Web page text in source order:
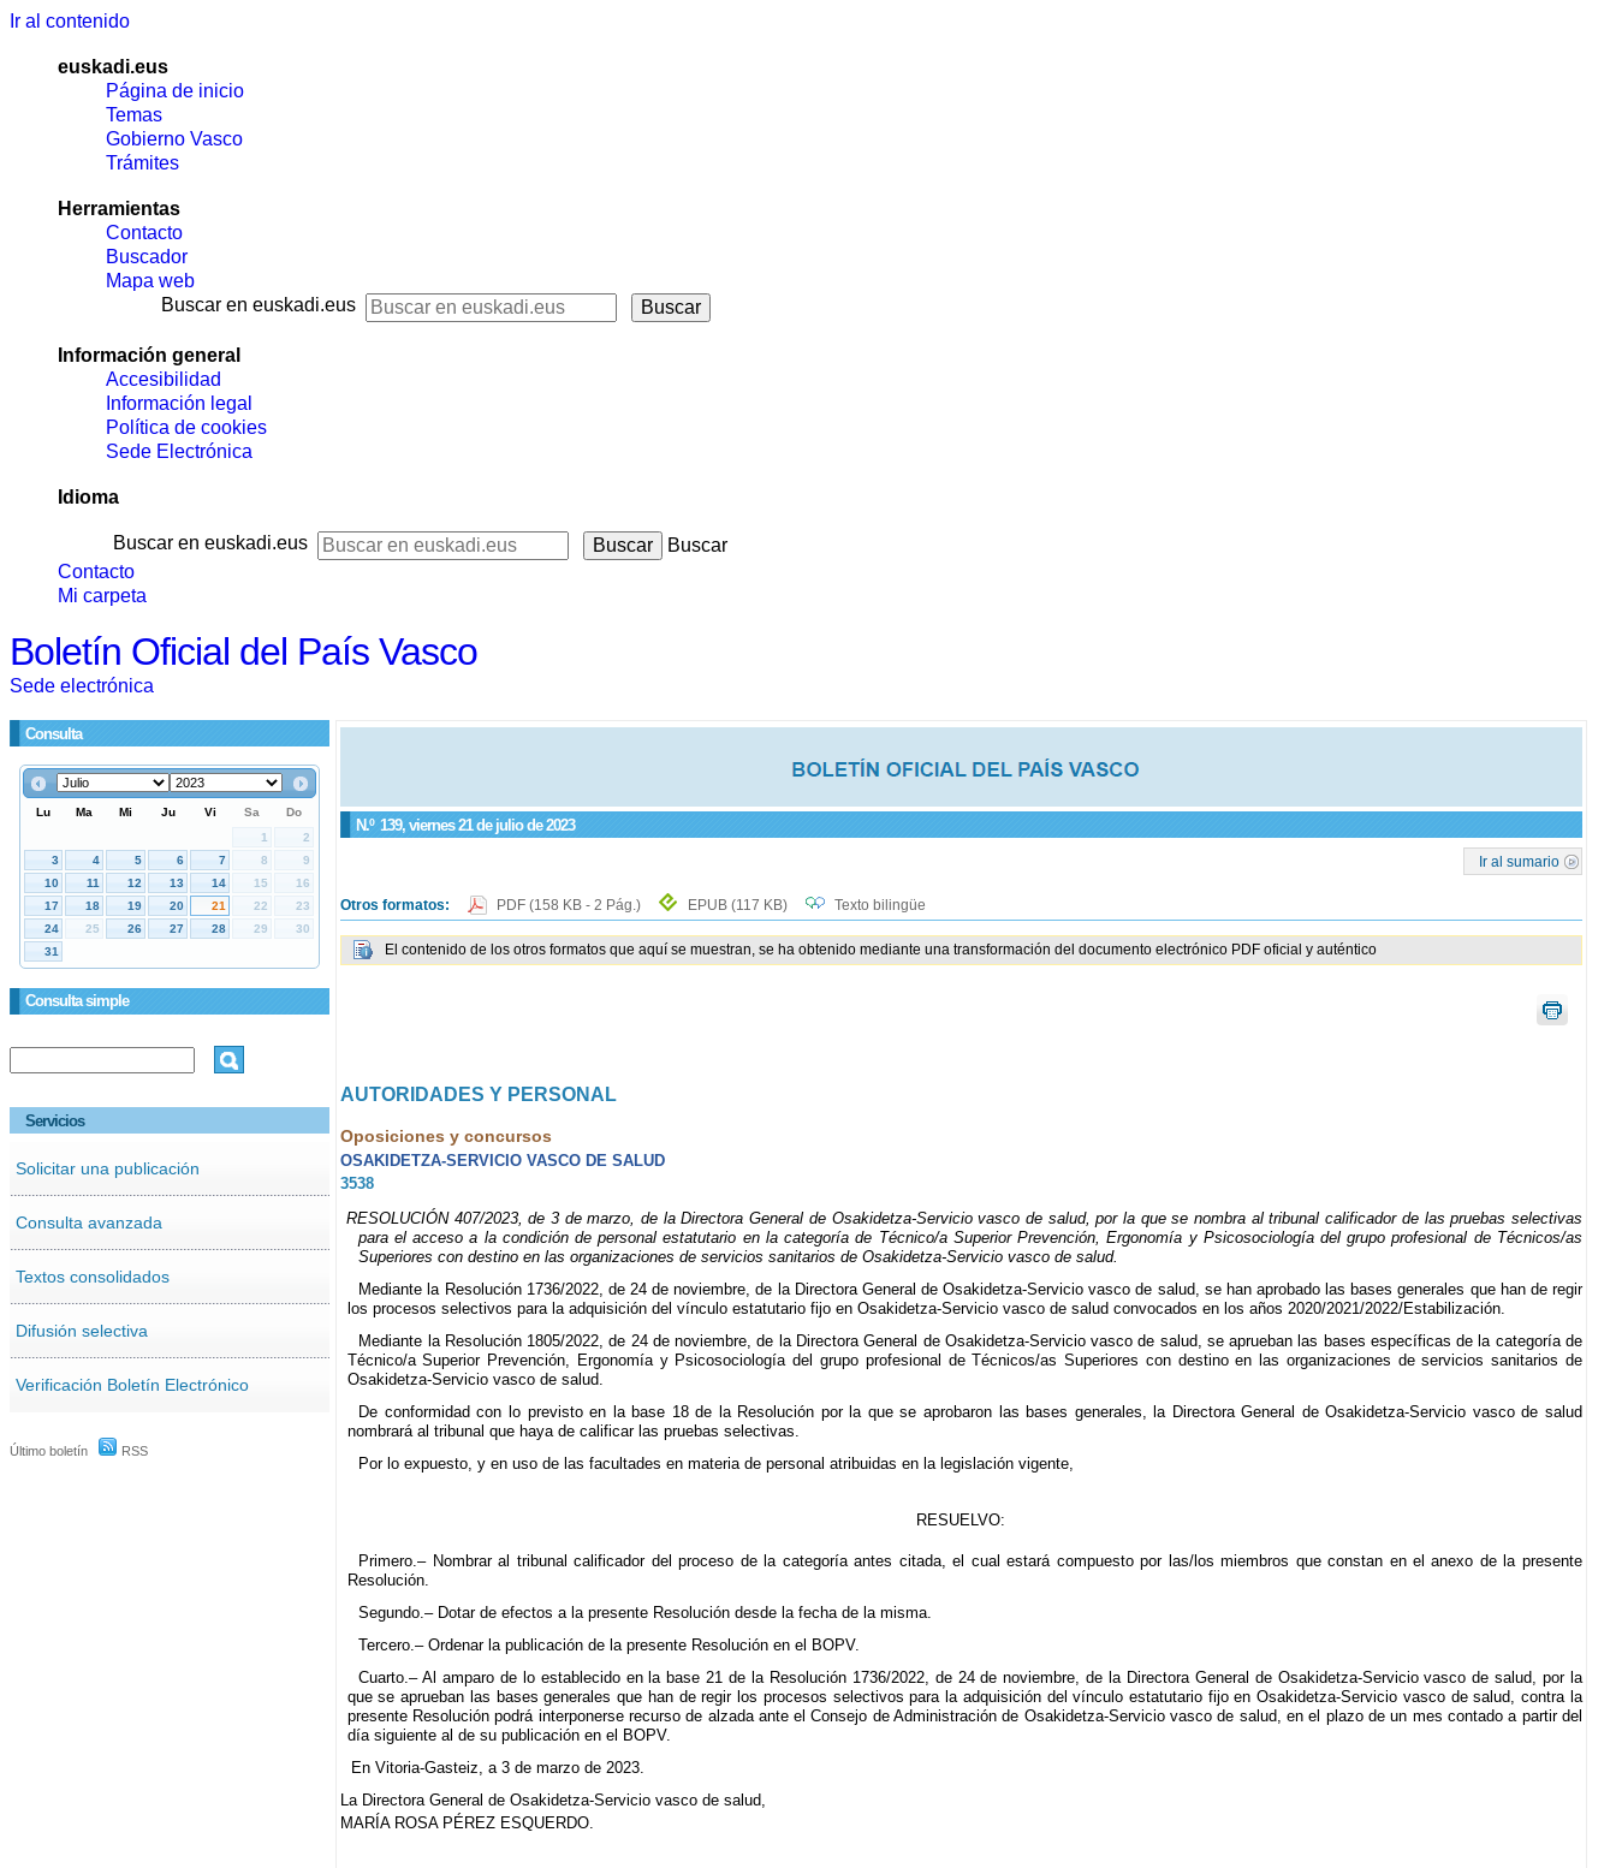
Ir al contenido
euskadi.eus
Página de inicio
Temas
Gobierno Vasco
Trámites
Herramientas
Contacto
Buscador
Mapa web
Buscar en euskadi.eus
Información general
Accesibilidad
Información legal
Política de cookies
Sede Electrónica
Idioma
Buscar en euskadi.eus
Buscar
Contacto
Mi carpeta
Boletín Oficial del País Vasco
Sede electrónica
Consulta
Consulta simple
Servicios
Solicitar una publicación
Consulta avanzada
Textos consolidados
Difusión selectiva
Verificación Boletín Electrónico
Último boletín RSS
N.º 139, viernes 21 de julio de 2023
Ir al sumario
Otros formatos: PDF (158 KB - 2 Pág.) EPUB (117 KB) Texto bilingüe
El contenido de los otros formatos que aquí se muestran, se ha obtenido mediante una transformación del documento electrónico PDF oficial y auténtico
AUTORIDADES Y PERSONAL
Oposiciones y concursos
OSAKIDETZA-SERVICIO VASCO DE SALUD
3538
RESOLUCIÓN 407/2023, de 3 de marzo, de la Directora General de Osakidetza-Servicio vasco de salud, por la que se nombra al tribunal calificador de las pruebas selectivas
para el acceso a la condición de personal estatutario en la categoría de Técnico/a Superior Prevención, Ergonomía y Psicosociología del grupo profesional de Técnicos/as
Superiores con destino en las organizaciones de servicios sanitarios de Osakidetza-Servicio vasco de salud.
Mediante la Resolución 1736/2022, de 24 de noviembre, de la Directora General de Osakidetza-Servicio vasco de salud, se han aprobado las bases generales que han de regir
los procesos selectivos para la adquisición del vínculo estatutario fijo en Osakidetza-Servicio vasco de salud convocados en los años 2020/2021/2022/Estabilización.
Mediante la Resolución 1805/2022, de 24 de noviembre, de la Directora General de Osakidetza-Servicio vasco de salud, se aprueban las bases específicas de la categoría de
Técnico/a Superior Prevención, Ergonomía y Psicosociología del grupo profesional de Técnicos/as Superiores con destino en las organizaciones de servicios sanitarios de
Osakidetza-Servicio vasco de salud.
De conformidad con lo previsto en la base 18 de la Resolución por la que se aprobaron las bases generales, la Directora General de Osakidetza-Servicio vasco de salud
nombrará al tribunal que haya de calificar las pruebas selectivas.
Por lo expuesto, y en uso de las facultades en materia de personal atribuidas en la legislación vigente,
RESUELVO:
Primero.– Nombrar al tribunal calificador del proceso de la categoría antes citada, el cual estará compuesto por las/los miembros que constan en el anexo de la presente
Resolución.
Segundo.– Dotar de efectos a la presente Resolución desde la fecha de la misma.
Tercero.– Ordenar la publicación de la presente Resolución en el BOPV.
Cuarto.– Al amparo de lo establecido en la base 21 de la Resolución 1736/2022, de 24 de noviembre, de la Directora General de Osakidetza-Servicio vasco de salud, por la
que se aprueban las bases generales que han de regir los procesos selectivos para la adquisición del vínculo estatutario fijo en Osakidetza-Servicio vasco de salud, contra la
presente Resolución podrá interponerse recurso de alzada ante el Consejo de Administración de Osakidetza-Servicio vasco de salud, en el plazo de un mes contado a partir del
día siguiente al de su publicación en el BOPV.
En Vitoria-Gasteiz, a 3 de marzo de 2023.
La Directora General de Osakidetza-Servicio vasco de salud,
MARÍA ROSA PÉREZ ESQUERDO.